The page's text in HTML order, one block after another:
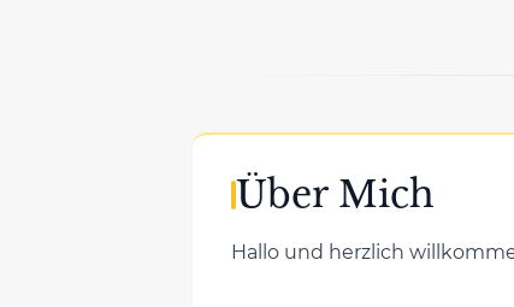
Über Mich
Hallo und herzlich